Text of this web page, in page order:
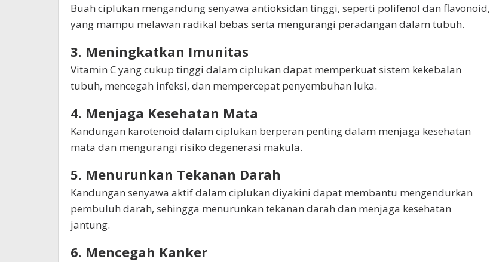
Buah ciplukan mengandung senyawa antioksidan tinggi, seperti polifenol dan flavonoid,
yang mampu melawan radikal bebas serta mengurangi peradangan dalam tubuh.
3. Meningkatkan Imunitas
Vitamin C yang cukup tinggi dalam ciplukan dapat memperkuat sistem kekebalan
tubuh, mencegah infeksi, dan mempercepat penyembuhan luka.
4. Menjaga Kesehatan Mata
Kandungan karotenoid dalam ciplukan berperan penting dalam menjaga kesehatan
mata dan mengurangi risiko degenerasi makula.
5. Menurunkan Tekanan Darah
Kandungan senyawa aktif dalam ciplukan diyakini dapat membantu mengendurkan
pembuluh darah, sehingga menurunkan tekanan darah dan menjaga kesehatan
jantung.
6. Mencegah Kanker